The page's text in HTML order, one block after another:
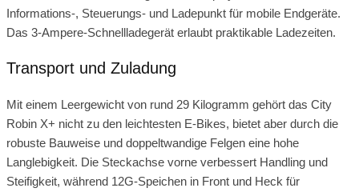
Informations-, Steuerungs- und Ladepunkt für mobile Endgeräte.
Das 3-Ampere-Schnellladegerät erlaubt praktikable Ladezeiten.
Transport und Zuladung
Mit einem Leergewicht von rund 29 Kilogramm gehört das City
Robin X+ nicht zu den leichtesten E‑Bikes, bietet aber durch die
robuste Bauweise und doppeltwandige Felgen eine hohe
Langlebigkeit. Die Steckachse vorne verbessert Handling und
Steifigkeit, während 12G-Speichen in Front und Heck für